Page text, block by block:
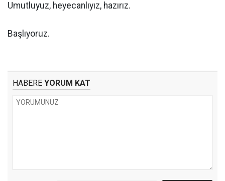
Umutluyuz, heyecanlıyız, hazırız.
Başlıyoruz.
HABERE YORUM KAT